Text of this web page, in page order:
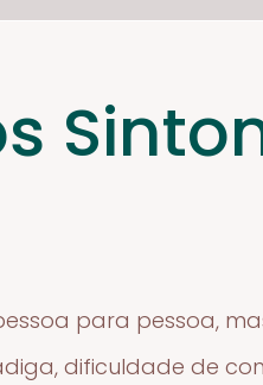
para pessoa,
dificuldade de